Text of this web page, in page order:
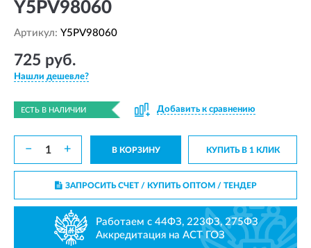
Y5PV98060
Артикул: Y5PV98060
725 руб.
Нашли дешевле?
ЕСТЬ В НАЛИЧИИ Добавить к сравнению
− + В КОРЗИНУ КУПИТЬ В 1 КЛИК
ЗАПРОСИТЬ СЧЕТ / КУПИТЬ ОПТОМ/ ТЕНДЕР
Работаем с 44ФЗ, 223ФЗ, 275ФЗ
Аккредитация на АСТ ГОЗ